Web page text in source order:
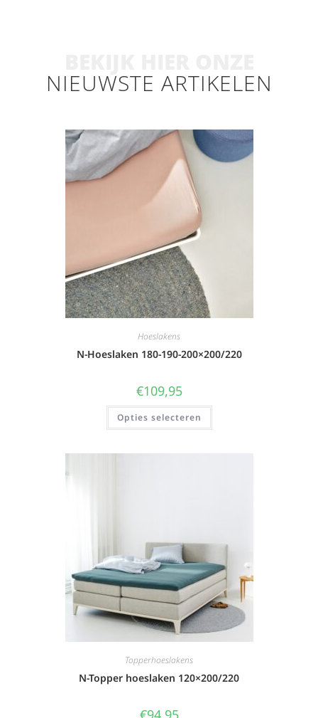
NIEUWSTE ARTIKELEN
Hoeslakens
N-Hoeslaken 180-190-200×200/220
€109,95
Opties selecteren
Topperhoeslakens
N-Topper hoeslaken 120×200/220
€94,95